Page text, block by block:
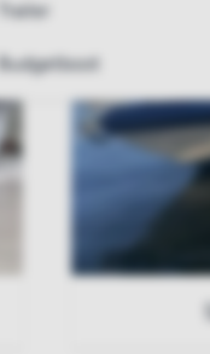
Trailer
Budgetboot